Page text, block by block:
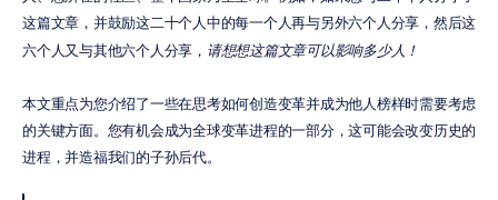
这篇文章，并鼓励这二十个人中的每一个人再与另外六个人分享，然后这
六个人又与其他六个人分享， 请想想这篇文章可以影响多少人！
本文重点为您介绍了一些在思考如何创造变革并成为他人榜样时需要考虑
的关键方面。您有机会成为全球变革进程的一部分，这可能会改变历史的
进程，并造福我们的子孙后代。